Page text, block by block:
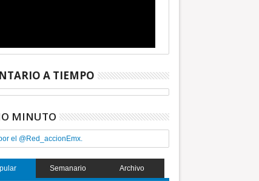
A TIEMPO
MINUTO
el @Red_accionEmx.
Semanario Archivo